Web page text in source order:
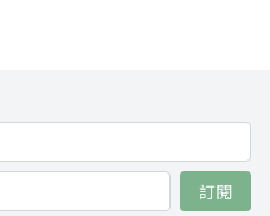
訂閱